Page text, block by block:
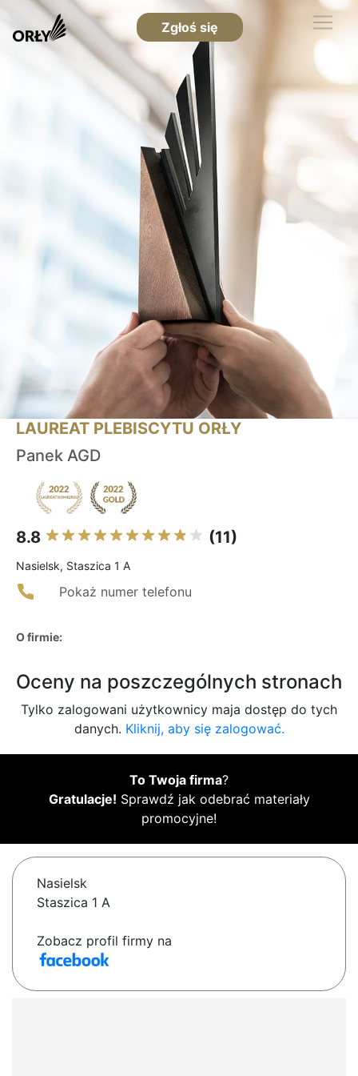
Zgłoś się
LAUREAT PLEBISCYTU ORŁY
Panek AGD
8.8 (11)
Nasielsk, Staszica 1 A
Pokaż numer telefonu
O firmie:
Oceny na poszczególnych stronach
Tylko zalogowani użytkownicy maja dostęp do tych
danych. Kliknij, aby się zalogować.
To Twoja firma?
Gratulacje! Sprawdź jak odebrać materiały
promocyjne!
Nasielsk
Staszica 1 A
Zobacz profil firmy na